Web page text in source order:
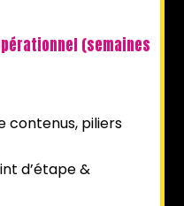
(semaines
contenus, piliers
d’étape &